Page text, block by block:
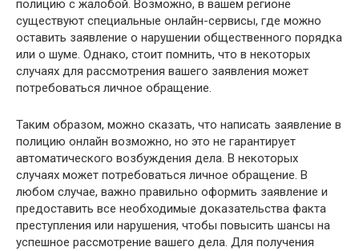
полицию с жалобой. Возможно, в вашем регионе
существуют специальные онлайн-сервисы, где можно
оставить заявление о нарушении общественного порядка
или о шуме. Однако, стоит помнить, что в некоторых
случаях для рассмотрения вашего заявления может
потребоваться личное обращение.
Таким образом, можно сказать, что написать заявление в
полицию онлайн возможно, но это не гарантирует
автоматического возбуждения дела. В некоторых
случаях может потребоваться личное обращение. В
любом случае, важно правильно оформить заявление и
предоставить все необходимые доказательства факта
преступления или нарушения, чтобы повысить шансы на
успешное рассмотрение вашего дела. Для получения